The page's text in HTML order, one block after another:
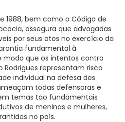
1988, bem como o Código de
assegura que advogadas
por seus atos no exercício da
fundamental à
que os intentos contra
Rodrigues representam risco
individual na defesa dos
todas defensoras e
temas tão fundamentais
de meninas e mulheres,
no país.